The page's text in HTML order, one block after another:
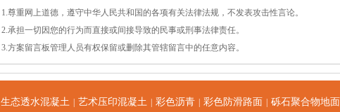
1.尊重网上道德，遵守中华人民共和国的各项有关法律法规，不发表攻击性言论。
2.承担一切因您的行为而直接或间接导致的民事或刑事法律责任。
3.方案留言板管理人员有权保留或删除其管辖留言中的任意内容。
生态透水混凝土 艺术压印混凝土 彩色沥青 彩色防滑路面 砾石聚合物地面